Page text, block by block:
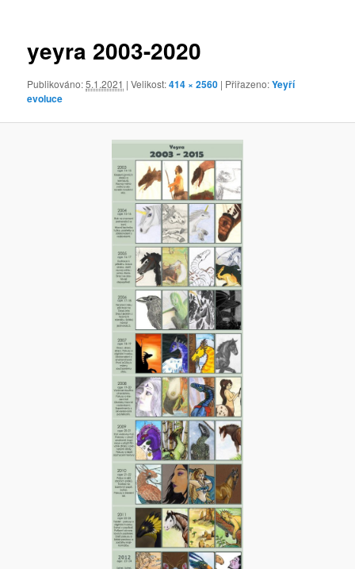
yeyra 2003-2020
Publikováno:5.1.2021 | Velikost:414 × 2560 | Přiřazeno:Yeyří
evoluce